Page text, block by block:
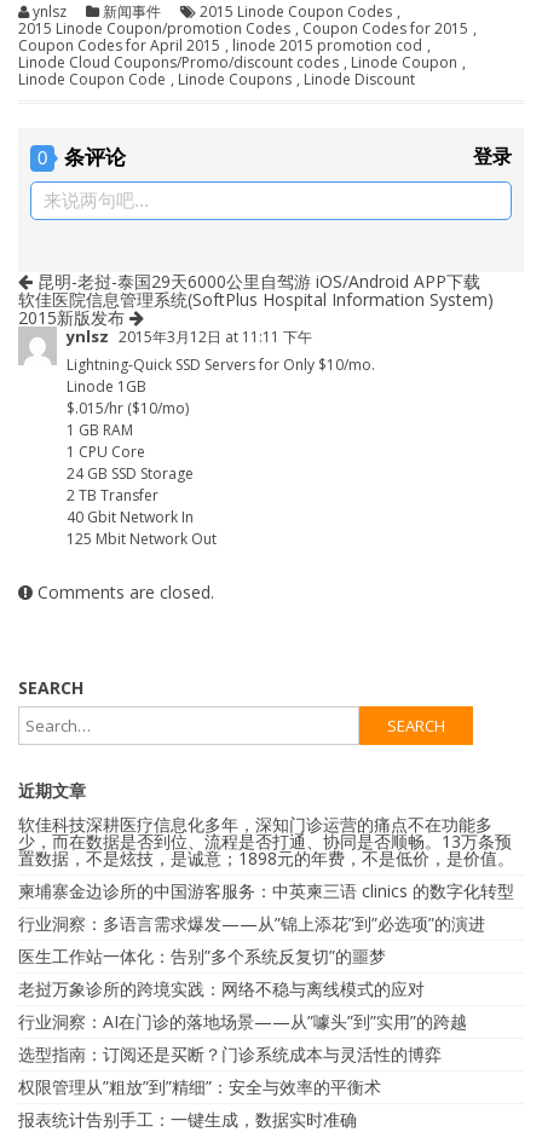
ynlsz 新闻事件 2015 Linode Coupon Codes ,
2015 Linode Coupon/promotion Codes , Coupon Codes for 2015 ,
Coupon Codes for April 2015 , linode 2015 promotion cod ,
Linode Cloud Coupons/Promo/discount codes , Linode Coupon ,
Linode Coupon Code , Linode Coupons , Linode Discount
0 条评论 登录
来说两句吧...
昆明-老挝-泰国29天6000公里自驾游 iOS/Android APP下载
软佳医院信息管理系统(SoftPlus Hospital Information System)
2015新版发布
ynlsz 2015年3月12日 at 11:11 下午
Lightning-Quick SSD Servers for Only $10/mo.
Linode 1GB
$.015/hr ($10/mo)
1 GB RAM
1 CPU Core
24 GB SSD Storage
2 TB Transfer
40 Gbit Network In
125 Mbit Network Out
Comments are closed.
SEARCH
近期文章
软佳科技深耕医疗信息化多年，深知门诊运营的痛点不在功能多
少，而在数据是否到位、流程是否打通、协同是否顺畅。13万条预
置数据，不是炫技，是诚意；1898元的年费，不是低价，是价值。
柬埔寨金边诊所的中国游客服务：中英柬三语 clinics 的数字化转型
行业洞察：多语言需求爆发——从”锦上添花”到”必选项”的演进
医生工作站一体化：告别”多个系统反复切”的噩梦
老挝万象诊所的跨境实践：网络不稳与离线模式的应对
行业洞察：AI在门诊的落地场景——从”噱头”到”实用”的跨越
选型指南：订阅还是买断？门诊系统成本与灵活性的博弈
权限管理从”粗放”到”精细”：安全与效率的平衡术
报表统计告别手工：一键生成，数据实时准确